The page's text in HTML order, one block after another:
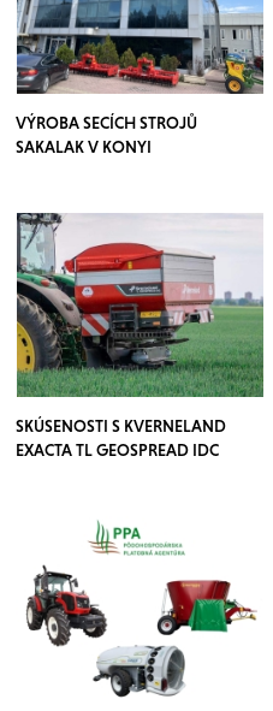
VÝROBA SECÍCH STROJŮ
SAKALAK V KONYI
SKÚSENOSTI S KVERNELAND
EXACTA TL GEOSPREAD IDC